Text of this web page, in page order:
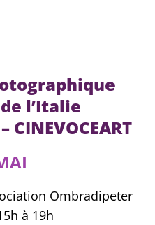
l’Italie
CINEVOCEART
Ombradipeter
à 19h